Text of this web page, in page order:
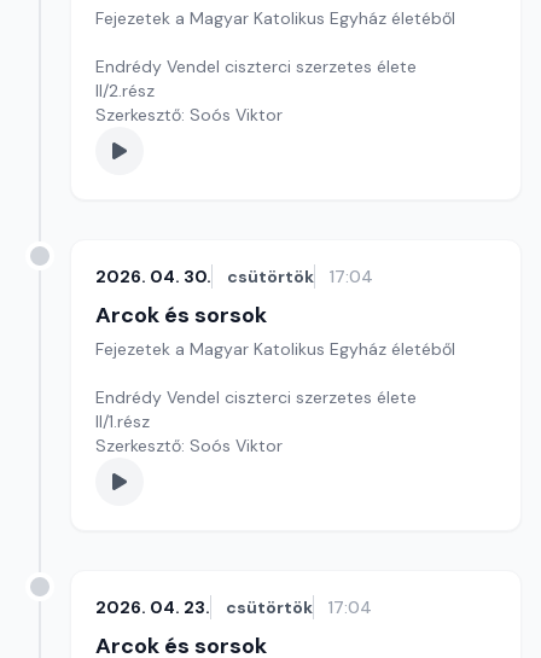
Fejezetek a Magyar Katolikus Egyház életéből
Endrédy Vendel ciszterci szerzetes élete
II/2.rész
Szerkesztő: Soós Viktor
2026. 04. 30. csütörtök 17:04
Arcok és sorsok
Fejezetek a Magyar Katolikus Egyház életéből
Endrédy Vendel ciszterci szerzetes élete
II/1.rész
Szerkesztő: Soós Viktor
2026. 04. 23. csütörtök 17:04
Arcok és sorsok